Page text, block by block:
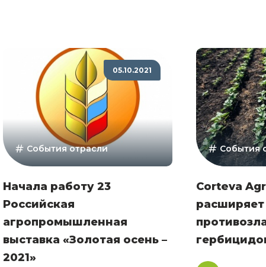
05.10.2021
События отрасли
Начала работу 23
Российская
агропромышленная
выставка «Золотая осень –
2021»
События
Corteva